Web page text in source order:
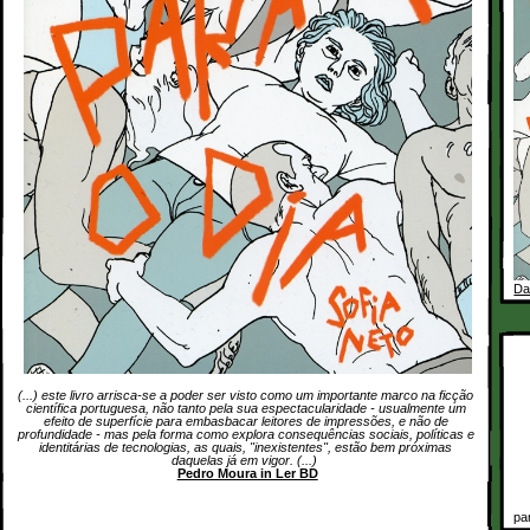
(...) este livro arrisca-se a poder ser visto como um importante marco na ficção
científica portuguesa, não tanto pela sua espectacularidade - usualmente um
efeito de superfície para embasbacar leitores de impressões, e não de
profundidade - mas pela forma como explora consequências sociais, políticas e
identitárias de tecnologias, as quais, "inexistentes", estão bem próximas
daquelas já em vigor. (...)
Pedro Moura in Ler BD